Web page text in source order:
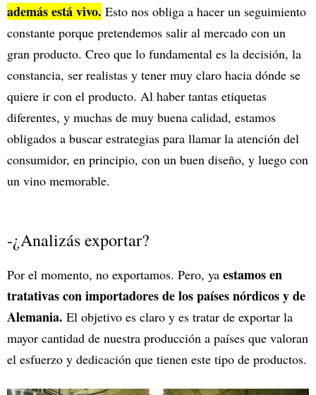
además está vivo. Esto nos obliga a hacer un seguimiento
constante porque pretendemos salir al mercado con un
gran producto. Creo que lo fundamental es la decisión, la
constancia, ser realistas y tener muy claro hacia dónde se
quiere ir con el producto. Al haber tantas etiquetas
diferentes, y muchas de muy buena calidad, estamos
obligados a buscar estrategias para llamar la atención del
consumidor, en principio, con un buen diseño, y luego con
un vino memorable.
-¿Analizás exportar?
Por el momento, no exportamos. Pero, ya estamos en
tratativas con importadores de los países nórdicos y de
Alemania. El objetivo es claro y es tratar de exportar la
mayor cantidad de nuestra producción a países que valoran
el esfuerzo y dedicación que tienen este tipo de productos.